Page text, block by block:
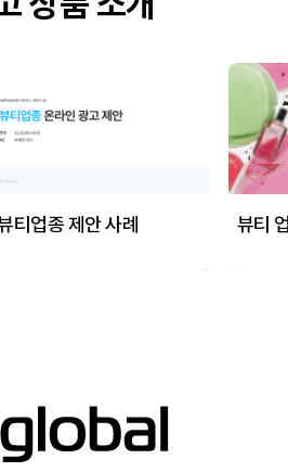
티업종 제안 사례 뷰티